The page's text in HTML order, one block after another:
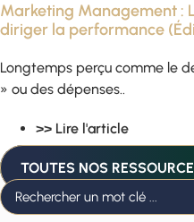
Marketing Management :
diriger la performance
Longtemps perçu comme le
» ou des dépenses..
>> Lire l'article
TOUTES NOS